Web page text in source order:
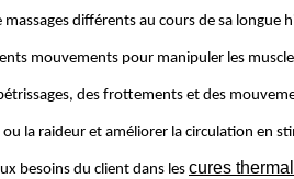
différents au cours de sa longue
mouvements pour manipuler les
des frottements et des
la raideur et améliorer la circulation en
besoins du client dans les cures